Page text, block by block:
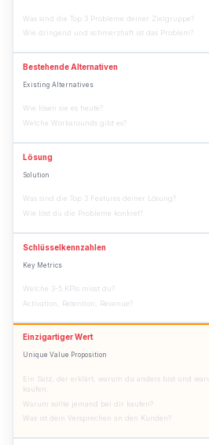
Was sind die Top 3 Probleme deiner Zielgruppe?
Wie dringend und schmerzhaft ist das Problem?
Bestehende Alternativen
Existing Alternatives
Wie lösen sie es heute?
Welche Workarounds gibt es?
Lösung
Solution
Was sind die Top 3 Features deiner Lösung?
Wie löst du die Probleme konkret?
Schlüsselkennzahlen
Key Metrics
Welche 3-5 KPIs misst du?
Activation, Retention, Revenue?
Einzigartiger Wert
Unique Value Proposition
Ein Satz, der erklärt, warum du anders bist und
kaufen.
Warum sollte jemand bei dir kaufen?
Was ist dein Versprechen an den Kunden?